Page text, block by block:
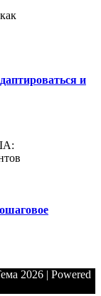
и
2026 | Powered